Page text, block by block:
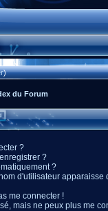
)
du Forum
?
?
?
d'utilisateur
me connecter !
mais ne peux plus me